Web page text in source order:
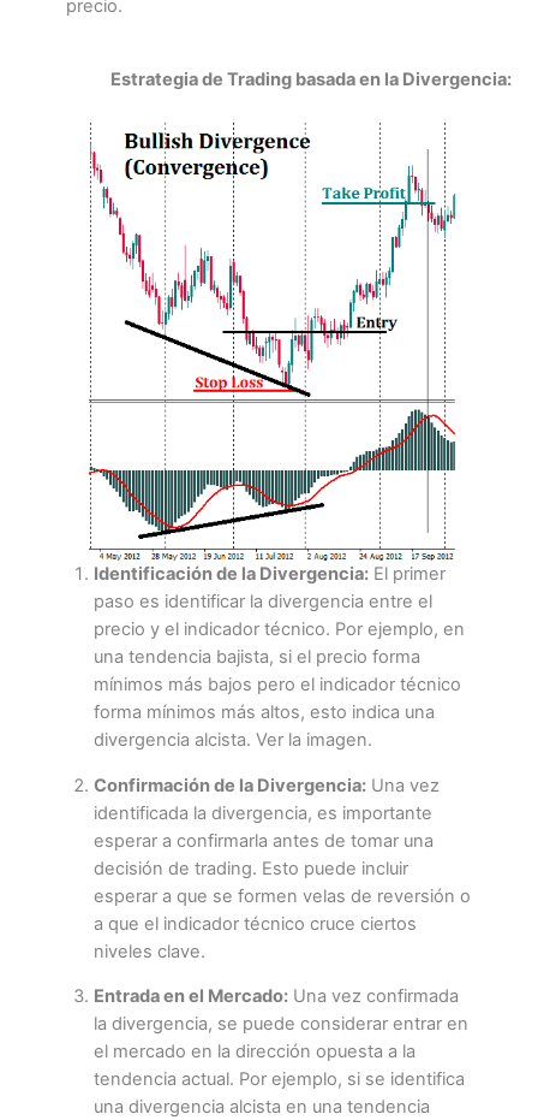
precio.
Estrategia de Trading basada en la Divergencia:
Identificación de la Divergencia: El primer
paso es identificar la divergencia entre el
precio y el indicador técnico. Por ejemplo, en
una tendencia bajista, si el precio forma
mínimos más bajos pero el indicador técnico
forma mínimos más altos, esto indica una
divergencia alcista. Ver la imagen.
Confirmación de la Divergencia: Una vez
identificada la divergencia, es importante
esperar a confirmarla antes de tomar una
decisión de trading. Esto puede incluir
esperar a que se formen velas de reversión o
a que el indicador técnico cruce ciertos
niveles clave.
Entrada en el Mercado: Una vez confirmada
la divergencia, se puede considerar entrar en
el mercado en la dirección opuesta a la
tendencia actual. Por ejemplo, si se identifica
una divergencia alcista en una tendencia